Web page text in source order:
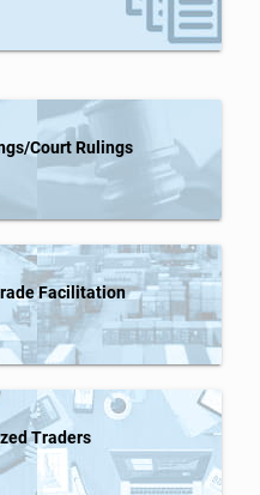
Court Rulings
Facilitation
Traders